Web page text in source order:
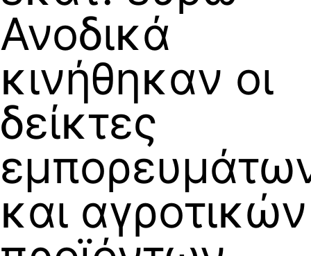
Ανοδικά
κινήθηκαν οι
δείκτες
και αγροτικών